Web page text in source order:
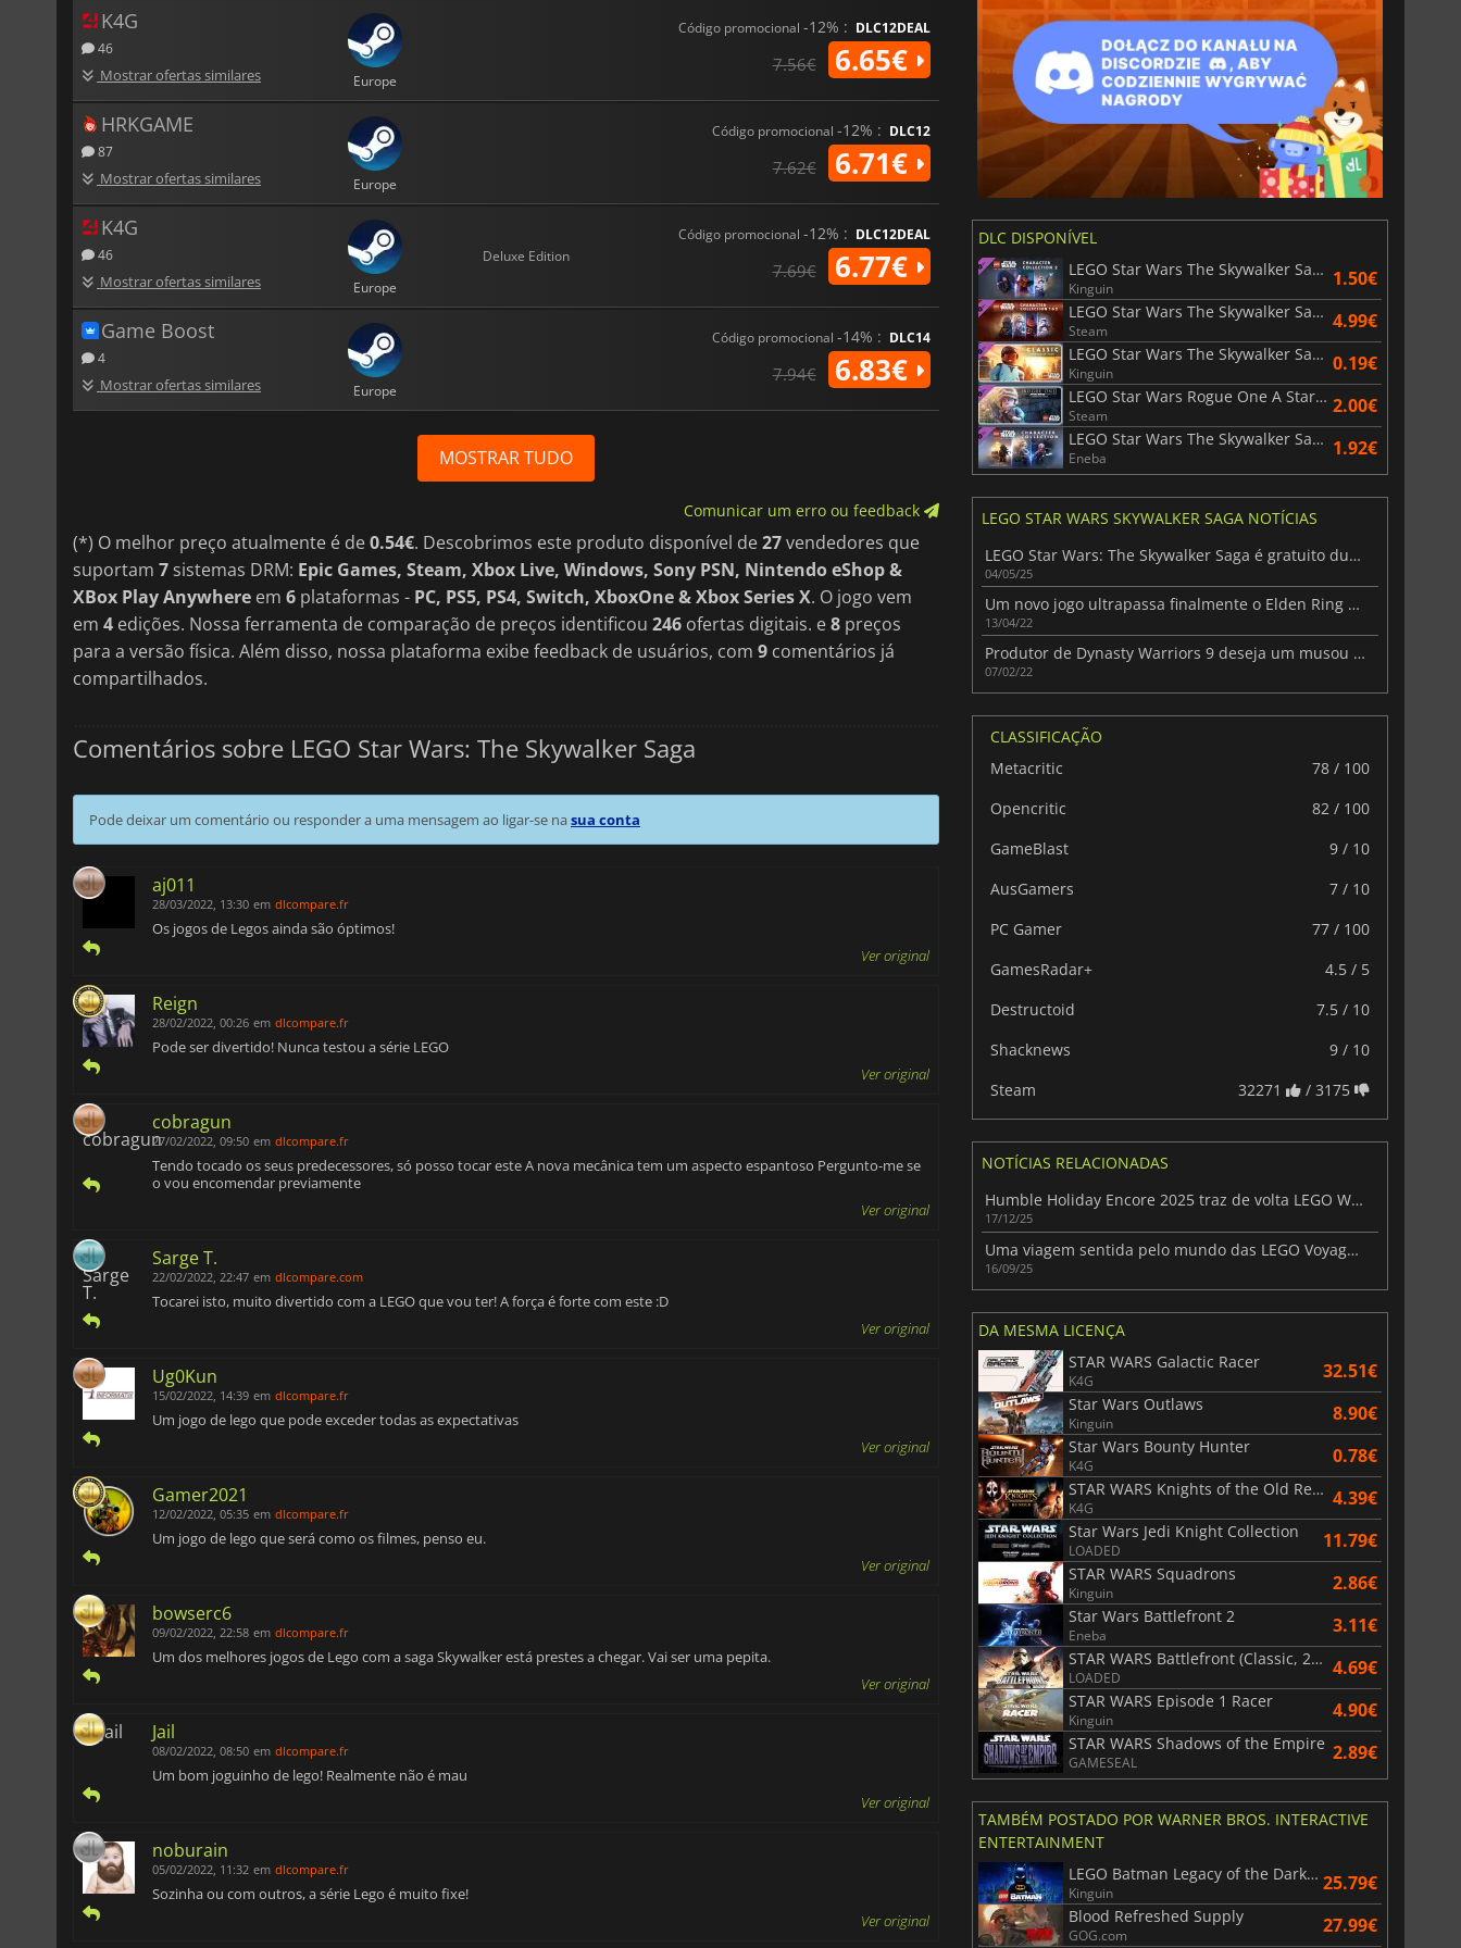
K4G
46
Mostrar ofertas similares Europe
Código promocional -12% : DLC12DEAL
7.56€ 6.65€
HRKGAME
87
Mostrar ofertas similares Europe
Código promocional -12% : DLC12
7.62€ 6.71€
K4G
46
Mostrar ofertas similares Europe
Deluxe Edition
Código promocional -12% : DLC12DEAL
7.69€ 6.77€
Game Boost
4
Mostrar ofertas similares Europe
Código promocional -14% : DLC14
7.94€ 6.83€
MOSTRAR TUDO
Comunicar um erro ou feedback
(*) O melhor preço atualmente é de0.54€. Descobrimos este produto disponível de27vendedores que
suportam 7 sistemas DRM: Epic Games, Steam, Xbox Live, Windows, Sony PSN, Nintendo eShop &
XBox Play Anywhere em 6 plataformas - PC, PS5, PS4, Switch, XboxOne & Xbox Series X. O jogo vem
em 4 edições. Nossa ferramenta de comparação de preços identificou 246 ofertas digitais. e8 preços
para a versão física. Além disso, nossa plataforma exibe feedback de usuários, com 9 comentários já
compartilhados.
Comentários sobre LEGO Star Wars: The Skywalker Saga
Pode deixar um comentário ou responder a uma mensagem ao ligar-se nasua conta
aj011
28/03/2022, 13:30 em dlcompare.fr
Os jogos de Legos ainda são óptimos!
Ver original
Reign
28/02/2022, 00:26 em dlcompare.fr
Pode ser divertido! Nunca testou a série LEGO
Ver original
cobragun
27/02/2022, 09:50 em dlcompare.fr
Tendo tocado os seus predecessores, só posso tocar este A nova mecânica tem um aspecto espantoso Pergunto-me se
o vou encomendar previamente
Ver original
Sarge T.
22/02/2022, 22:47 em dlcompare.com
Tocarei isto, muito divertido com a LEGO que vou ter! A força é forte com este :D
Ver original
Ug0Kun
15/02/2022, 14:39 em dlcompare.fr
Um jogo de lego que pode exceder todas as expectativas
Ver original
Gamer2021
12/02/2022, 05:35 em dlcompare.fr
Um jogo de lego que será como os filmes, penso eu.
Ver original
bowserc6
09/02/2022, 22:58 em dlcompare.fr
Um dos melhores jogos de Lego com a saga Skywalker está prestes a chegar. Vai ser uma pepita.
Ver original
Jail
08/02/2022, 08:50 em dlcompare.fr
Um bom joguinho de lego! Realmente não é mau
Ver original
noburain
05/02/2022, 11:32 em dlcompare.fr
Sozinha ou com outros, a série Lego é muito fixe!
Ver original
Árabe
DLC DISPONÍVEL
LEGO Star Wars The Skywalker Saga Character Collection 2
Kinguin 1.50€
LEGO Star Wars The Skywalker Saga Character Collection 1 & 2
Steam 4.99€
LEGO Star Wars The Skywalker Saga Classic Character Pack
Kinguin 0.19€
LEGO Star Wars Rogue One A Star Wars Story Character Pack
Steam 2.00€
LEGO Star Wars The Skywalker Saga Character Collection
Eneba 1.92€
LEGO STAR WARS SKYWALKER SAGA NOTÍCIAS
LEGO Star Wars: The Skywalker Saga é gratuito durante as próximas 24 horas
04/05/25
Um novo jogo ultrapassa finalmente o Elden Ring no Steam
13/04/22
Produtor de Dynasty Warriors 9 deseja um musou de Star Wars
07/02/22
CLASSIFICAÇÃO
Metacritic
78 / 100
Opencritic
82 / 100
GameBlast
9 / 10
AusGamers
7 / 10
PC Gamer
77 / 100
GamesRadar+
4.5 / 5
Destructoid
7.5 / 10
Shacknews
9 / 10
Steam
32271 / 3175
NOTÍCIAS RELACIONADAS
Humble Holiday Encore 2025 traz de volta LEGO Worlds Collide com 17 jogos
17/12/25
Uma viagem sentida pelo mundo das LEGO Voyagers
16/09/25
DA MESMA LICENÇA
STAR WARS Galactic Racer
K4G 32.51€
Star Wars Outlaws
Kinguin 8.90€
Star Wars Bounty Hunter
K4G 0.78€
STAR WARS Knights of the Old Republic Bundle
K4G 4.39€
Star Wars Jedi Knight Collection
LOADED 11.79€
STAR WARS Squadrons
Kinguin 2.86€
Star Wars Battlefront 2
Eneba 3.11€
STAR WARS Battlefront (Classic, 2004)
LOADED 4.69€
STAR WARS Episode 1 Racer
Kinguin 4.90€
STAR WARS Shadows of the Empire
GAMESEAL 2.89€
TAMBÉM POSTADO POR WARNER BROS. INTERACTIVE
ENTERTAINMENT
LEGO Batman Legacy of the Dark Knight
Kinguin 25.79€
Blood Refreshed Supply
GOG.com 27.99€